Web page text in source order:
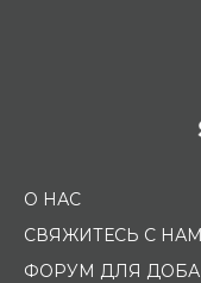
О НАС
СВЯЖИТЕСЬ С
ФОРУМ ДЛЯ